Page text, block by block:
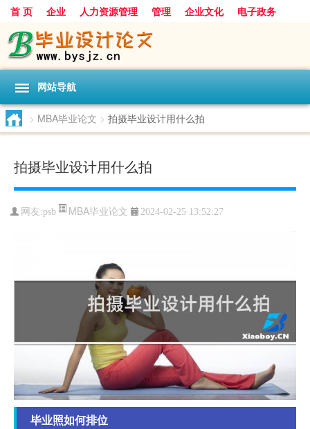
首 页 企业 人力资源管理 管理 企业文化
电子政务
数据
旅游 项目 浅谈 发展
网站导航
> MBA毕业论文 > 拍摄毕业设计用什么拍
拍摄毕业设计用什么拍
网友:psb MBA毕业论文 2024-02-25 13:52:27
毕业照如何排位